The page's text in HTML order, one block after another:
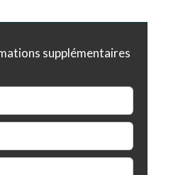
supplémentaires